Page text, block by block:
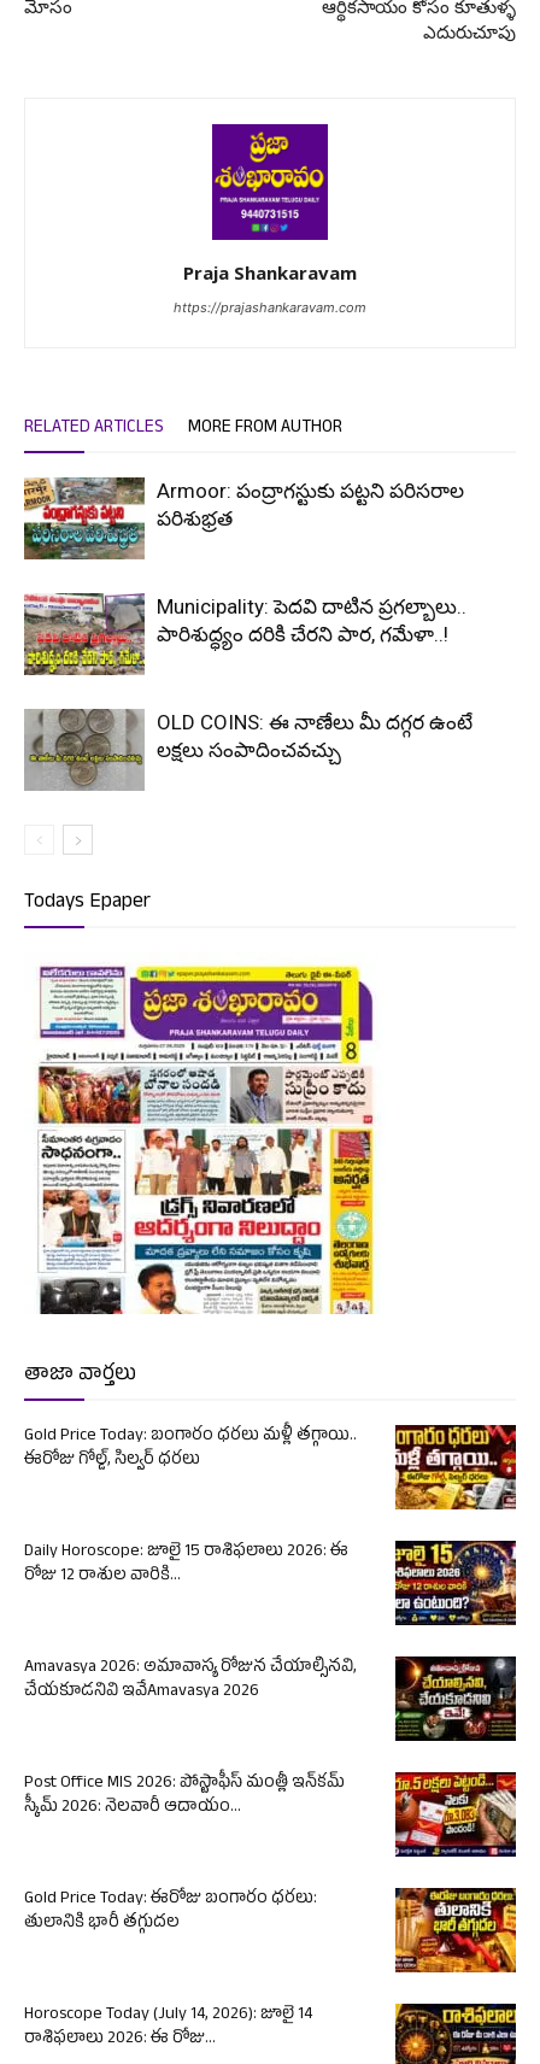
మోసం
ఆర్థికసాయం కోసం కూతుళ్ళ
ఎదురుచూపు
Praja Shankaravam
https://prajashankaravam.com
RELATED ARTICLES MORE FROM AUTHOR
Armoor: పంద్రాగస్టుకు పట్టని పరిసరాల
పరిశుభ్రత
Municipality: పెదవి దాటిన ప్రగల్బాలు..
పారిశుద్ధ్యం దరికి చేరని పార, గమేళా..!
OLD COINS: ఈ నాణేలు మీ దగ్గర ఉంటే
లక్షలు సంపాదించవచ్చు
Todays Epaper
తాజా వార్తలు
Gold Price Today: బంగారం ధరలు మళ్లీ తగ్గాయి..
ఈరోజు గోల్డ్, సిల్వర్ ధరలు
Daily Horoscope: జూలై 15 రాశిఫలాలు 2026: ఈ
రోజు 12 రాశుల వారికి...
Amavasya 2026: అమావాస్య రోజున చేయాల్సినవి,
చేయకూడనివి ఇవేAmavasya 2026
Post Office MIS 2026: పోస్టాఫీస్ మంత్లీ ఇన్‌కమ్
స్కీమ్ 2026: నెలవారీ ఆదాయం...
Gold Price Today: ఈరోజు బంగారం ధరలు:
తులానికి భారీ తగ్గుదల
Horoscope Today (July 14, 2026): జూలై 14
రాశిఫలాలు 2026: ఈ రోజు...